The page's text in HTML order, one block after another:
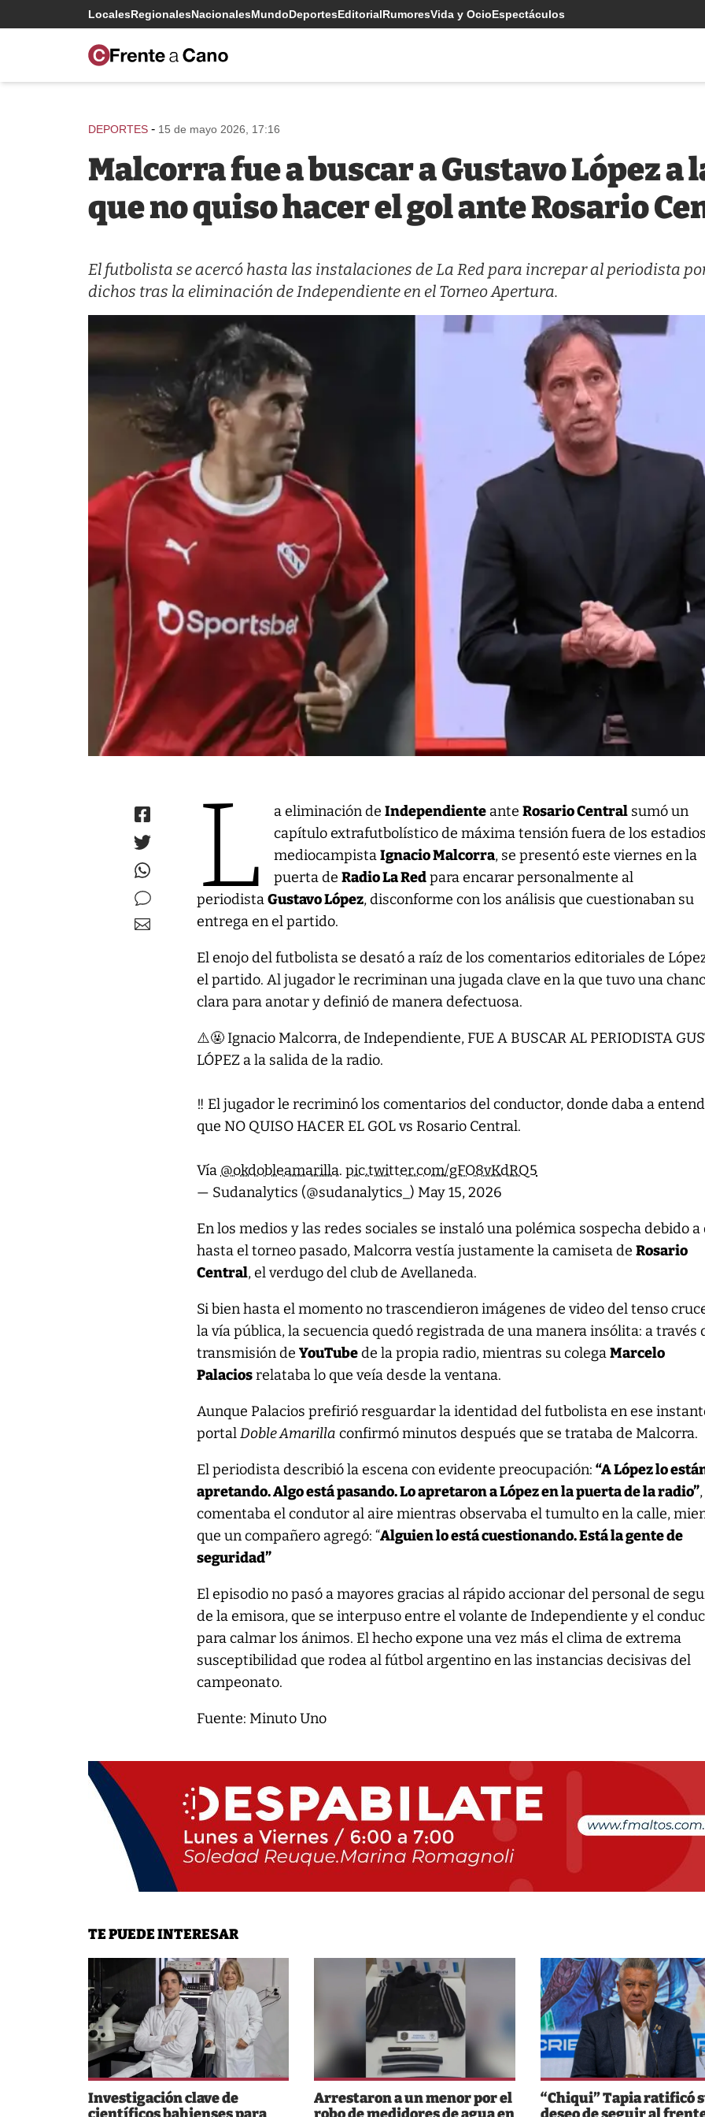
LocalesRegionalesNacionalesMundoDeportesEditorialRumoresVida y OcioEspectáculos
DEPORTES - 15 de mayo 2026, 17:16
Malcorra fue a buscar a Gustavo López
que no quiso hacer el gol ante Rosario
El futbolista se acercó hasta las instalaciones de La Red para increpar al periodista
dichos tras la eliminación de Independiente en el Torneo Apertura.
L a eliminación deIndependiente anteRosario Central sumó un
capítulo extrafutbolístico de máxima tensión fuera de los
mediocampistaIgnacio Malcorra, se presentó este viernes en la
puerta deRadio La Redpara encarar personalmente al
periodistaGustavo López, disconforme con los análisis que cuestionaban su
entrega en el partido.
El enojo del futbolista se desató a raíz de los comentarios editoriales de
el partido. Al jugador le recriminan una jugada clave en la que tuvo una
clara para anotar y definió de manera defectuosa.
⚠️🤬 Ignacio Malcorra, de Independiente, FUE A BUSCAR AL PERIODISTA
LÓPEZ a la salida de la radio.
‼️ El jugador le recriminó los comentarios del conductor, donde daba a
que NO QUISO HACER EL GOL vs Rosario Central.
Vía @okdobleamarilla.pic.twitter.com/gFO8vKdRQ5
— Sudanalytics (@sudanalytics_)May 15, 2026
En los medios y las redes sociales se instaló una polémica sospecha debido a
hasta el torneo pasado, Malcorra vestía justamente la camiseta deRosario
Central, el verdugo del club de Avellaneda.
Si bien hasta el momento no trascendieron imágenes de video del tenso
la vía pública, la secuencia quedó registrada de una manera insólita: a través
transmisión deYouTubede la propia radio, mientras su colegaMarcelo
Palaciosrelataba lo que veía desde la ventana.
Aunque Palacios prefirió resguardar la identidad del futbolista en ese
portalDoble Amarilla confirmó minutos después que se trataba de Malcorra.
El periodista describió la escena con evidente preocupación:“A López lo
apretando. Algo está pasando. Lo apretaron a López en la puerta de la radio”,
comentaba el condutor al aire mientras observaba el tumulto en la calle,
que un compañero agregó: “Alguien lo está cuestionando. Está la gente de
seguridad”
El episodio no pasó a mayores gracias al rápido accionar del personal de
de la emisora, que se interpuso entre el volante de Independiente y el
para calmar los ánimos. El hecho expone una vez más el clima de extrema
susceptibilidad que rodea al fútbol argentino en las instancias decisivas del
campeonato.
Fuente: Minuto Uno
TE PUEDE INTERESAR
Investigación clave de
Arrestaron a un menor por el
“Chiqui” Tapia ratificó